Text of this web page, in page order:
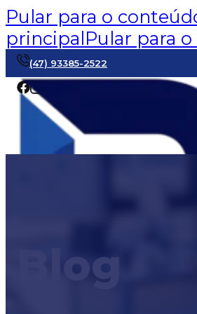
Pular para o
principalPular para
(47) 93385-2522
Blog